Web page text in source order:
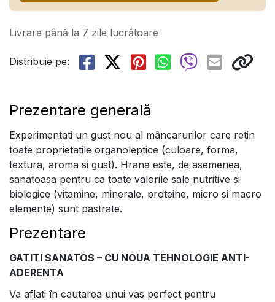
Livrare până la 7 zile lucrătoare
Distribuie pe:
Prezentare generală
Experimentati un gust nou al mâncarurilor care retin
toate proprietatile organoleptice (culoare, forma,
textura, aroma si gust). Hrana este, de asemenea,
sanatoasa pentru ca toate valorile sale nutritive si
biologice (vitamine, minerale, proteine, micro si macro
elemente) sunt pastrate.
Prezentare
GATITI SANATOS – CU NOUA TEHNOLOGIE ANTI-
ADERENTA
Va aflati în cautarea unui vas perfect pentru